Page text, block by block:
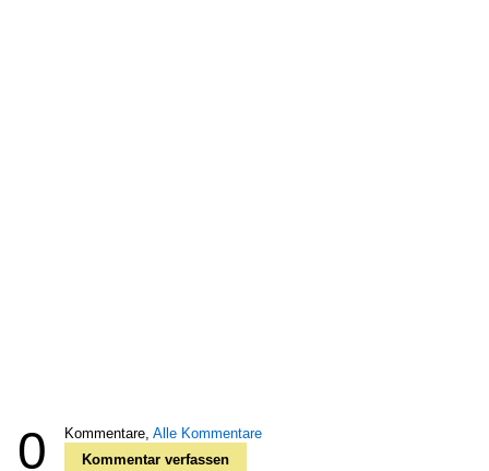
0 Kommentare, Alle Kommentare
Kommentar verfassen